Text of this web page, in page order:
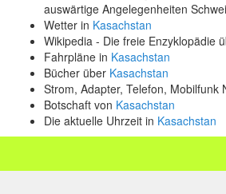
auswärtige Angelegenheiten
Wetter in Kasachstan
Wikipedia - Die freie Enzyklopädie
Fahrpläne in Kasachstan
Bücher über Kasachstan
Strom, Adapter, Telefon, Mobilfunk
Botschaft von Kasachstan
Die aktuelle Uhrzeit in Kasachstan